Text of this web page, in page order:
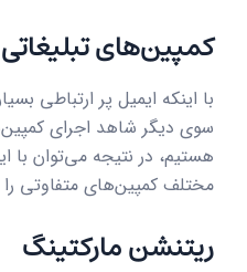
کمپین‌های
با اینکه ایمیل پر ارتباطی
سوی دیگر شاهد اجرای
هستیم، در نتیجه می‌توان با
مختلف کمپین‌های متفاوتی را
ریتنشن مارکتینگ